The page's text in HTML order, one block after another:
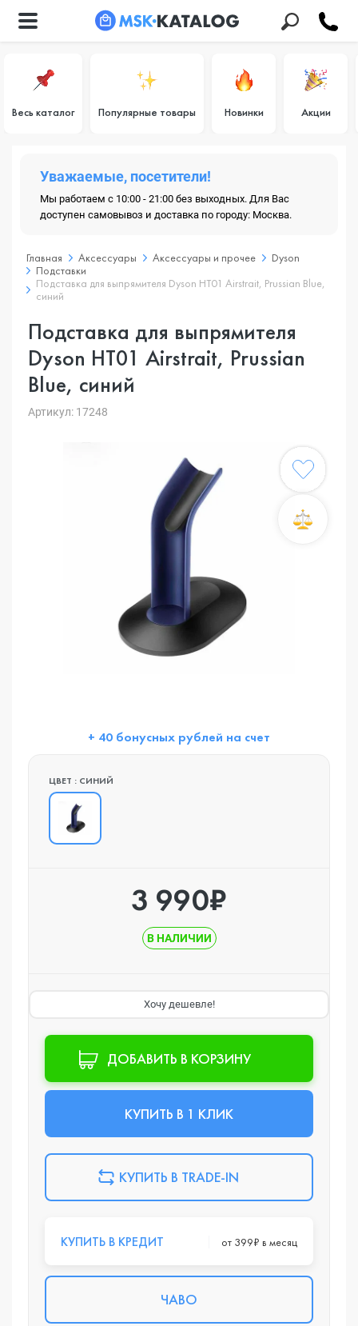
Весь каталог Популярные товары Новинки Акции
Уважаемые, посетители!
Мы работаем с 10:00 - 21:00 без выходных. Для Вас
доступен самовывоз и доставка по городу: Москва.
Главная Аксессуары Аксессуары и прочее
Dyson
Подставки
Подставка для выпрямителя Dyson HT01 Airstrait, Prussian Blue,
синий
Подставка для выпрямителя
Dyson HT01 Airstrait, Prussian
Blue, синий
Артикул: 17248
+ 40 бонусных рублей на счет
ЦВЕТ : СИНИЙ
3 990₽
В НАЛИЧИИ
Хочу дешевле!
ДОБАВИТЬ В КОРЗИНУ
КУПИТЬ В 1 КЛИК
КУПИТЬ В TRADE-IN
КУПИТЬ В КРЕДИТ от 399₽ в месяц
ЧАВО